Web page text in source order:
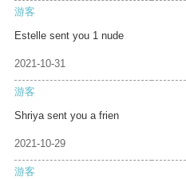
游客
Estelle sent you 1 nude
2021-10-31
游客
Shriya sent you a frien
2021-10-29
游客